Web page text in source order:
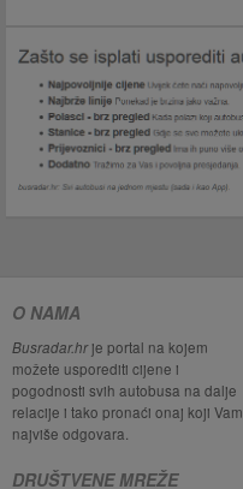
O NAMA
Busradar.hrje portal na kojem
možete usporediti cijene i
pogodnosti svih autobusa na dalje
relacije i tako pronaći onaj koji Vam
najviše odgovara.
DRUŠTVENE MREŽE